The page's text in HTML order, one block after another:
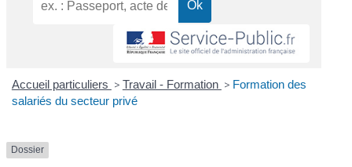
Accueil particuliers > Travail - Formation > Formation des
salariés du secteur privé
Dossier